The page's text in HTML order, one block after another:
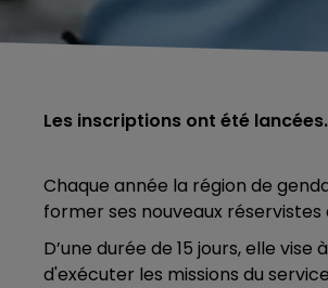
Les inscriptions ont été lancées.
Chaque année la région de
former ses nouveaux
D’une durée de 15 jours, elle
d'exécuter les missions du